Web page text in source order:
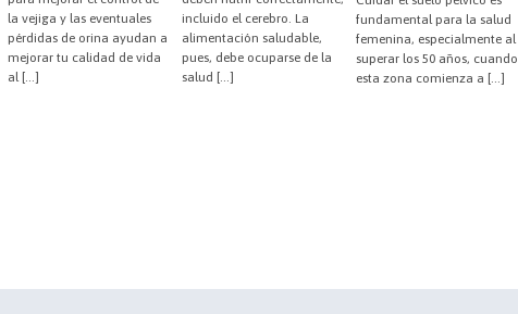
la vejiga y las eventuales
pérdidas de orina ayudan a
mejorar tu calidad de vida
al […]
incluido el cerebro. La
alimentación saludable,
pues, debe ocuparse de la
salud […]
fundamental para la salud
femenina, especialmente al
superar los 50 años, cuando
esta zona comienza a […]